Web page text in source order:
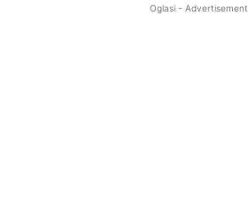
Oglasi - Advertisement